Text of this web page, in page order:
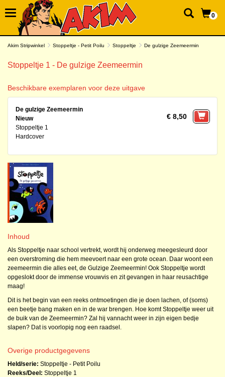
0
Akim Stripwinkel Stoppeltje - Petit Poilu Stoppeltje De gulzige Zeemeermin
Stoppeltje 1 - De gulzige Zeemeermin
Beschikbare exemplaren voor deze uitgave
De gulzige Zeemeermin
Nieuw
Stoppeltje 1
Hardcover
€ 8,50
Inhoud
Als Stoppeltje naar school vertrekt, wordt hij onderweg meegesleurd door
een overstroming die hem meevoert naar een grote ocean. Daar woont een
zeemeermin die alles eet, de Gulzige Zeemeermin! Ook Stoppeltje wordt
opgeslokt door de immense vrouwvis en zit gevangen in haar reusachtige
maag!
Dit is het begin van een reeks ontmoetingen die je doen lachen, of (soms)
een beetje bang maken en in de war brengen. Hoe komt Stoppeltje weer uit
de buik van de Zeemeermin? Zal hij vannacht weer in zijn eigen bedje
slapen? Dat is voorlopig nog een raadsel.
Overige productgegevens
Held/serie: Stoppeltje - Petit Poilu
Reeks/Deel: Stoppeltje 1